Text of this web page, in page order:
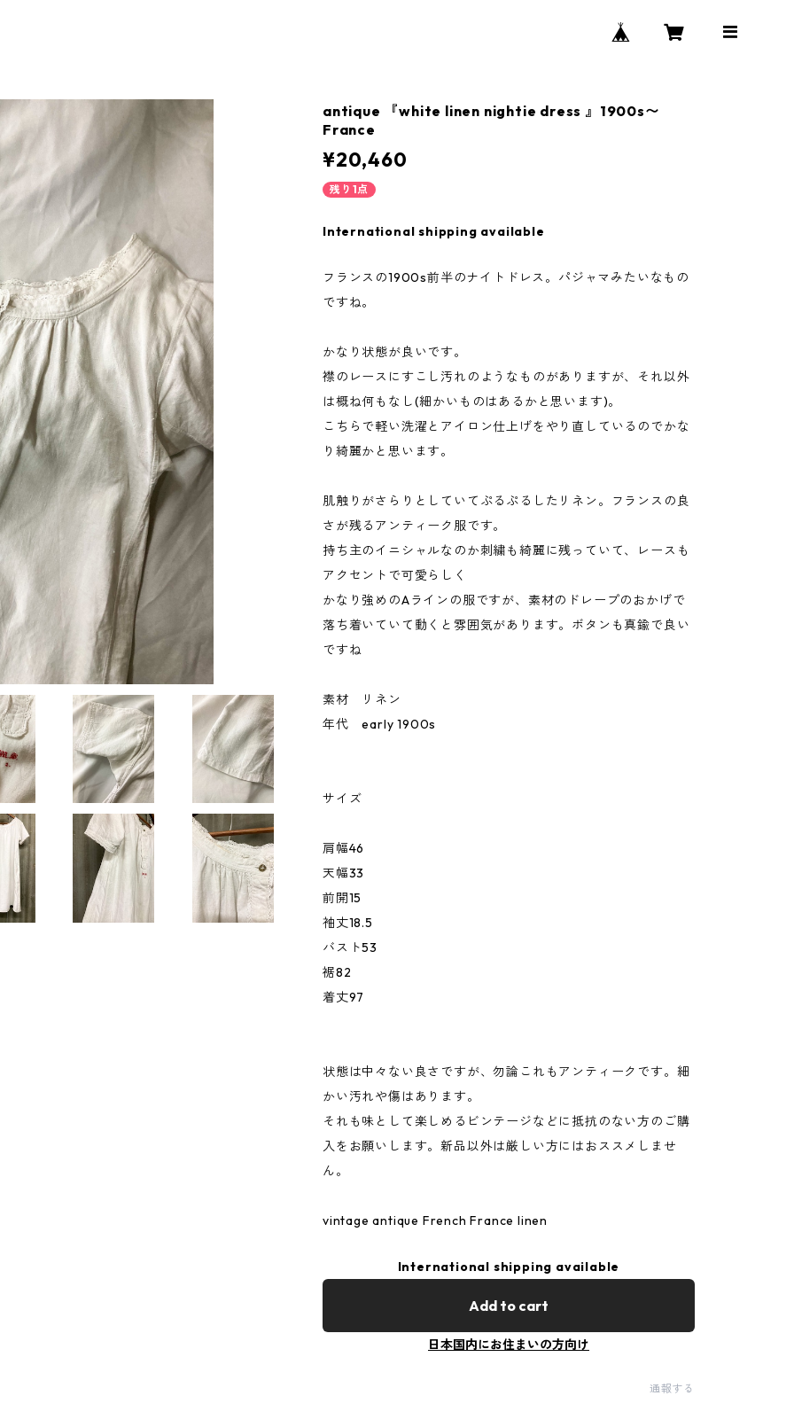
antique 『white linen nightie dress 』1900s〜
France
¥20,460
残り1点
International shipping available
フランスの1900s前半のナイトドレス。パジャマみたいなもの
ですね。
かなり状態が良いです。
襟のレースにすこし汚れのようなものがありますが、それ以外
は概ね何もなし(細かいものはあるかと思います)。
こちらで軽い洗濯とアイロン仕上げをやり直しているのでかな
り綺麗かと思います。
肌触りがさらりとしていてぷるぷるしたリネン。フランスの良
さが残るアンティーク服です。
持ち主のイニシャルなのか刺繍も綺麗に残っていて、レースも
アクセントで可愛らしく
かなり強めのAラインの服ですが、素材のドレープのおかげで
落ち着いていて動くと雰囲気があります。ボタンも真鍮で良い
ですね
素材 リネン
年代 early 1900s
サイズ
肩幅46
天幅33
前開15
袖丈18.5
バスト53
裾82
着丈97
状態は中々ない良さですが、勿論これもアンティークです。細
かい汚れや傷はあります。
それも味として楽しめるビンテージなどに抵抗のない方のご購
入をお願いします。新品以外は厳しい方にはおススメしませ
ん。
vintage antique French France linen
International shipping available
Add to cart
日本国内にお住まいの方向け
通報する